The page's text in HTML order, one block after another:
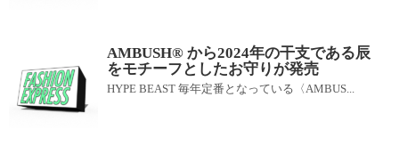
AMBUSH®︎ から2024年の干支である辰
をモチーフとしたお守りが発売
HYPE BEAST 毎年定番となっている〈AMBUS...